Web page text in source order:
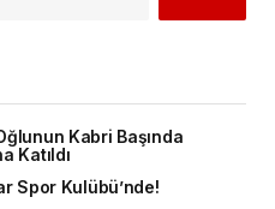
Kabri Başında
Katıldı
Spor Kulübü’nde!